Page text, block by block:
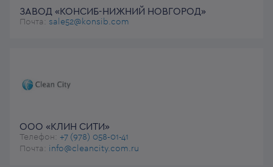
ЗАВОД «КОНСИБ-НИЖНИЙ НОВГОРОД»
Почта: sale52@konsib.com
ООО «КЛИН СИТИ»
Телефон: +7 (978) 058-01-41
Почта: info@cleancity.com.ru